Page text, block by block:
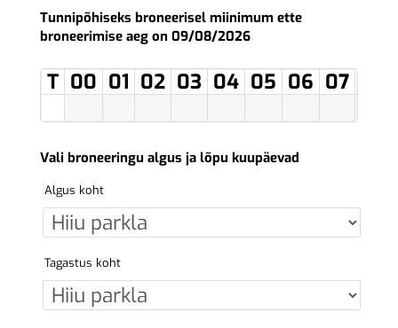
Tunnipõhiseks broneerisel miinimum ette
broneerimise aeg on 09/08/2026
T 00 01 02 03 04 05 06 07
Vali broneeringu algus ja lõpu kuupäevad
Algus koht
Tagastus koht